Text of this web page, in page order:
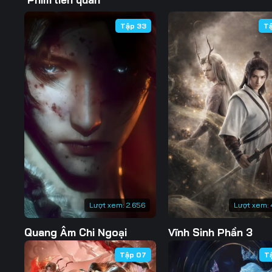
58 59
64 66
71 72 73
78 79 80
85 87
92 94
99 101
106 107 108
113 115
120 121 122
Lượt xem: 2.656
Tập 33
Quang Âm Chi Ngoại
Lượt xem:
Vĩnh Sinh Phần 3
Tập 07